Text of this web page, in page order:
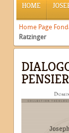
HOME
Home Page
Ratzinger